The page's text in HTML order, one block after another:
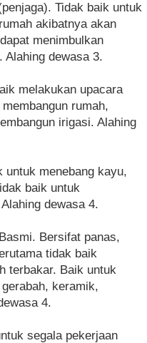
Tidak baik untuk
akibatnya akan
menimbulkan
Alahing dewasa 3.
melakukan upacara
rumah,
irigasi. Alahing
untuk menebang kayu,
baik untuk
dewasa 4.
Bersifat panas,
tidak baik
terbakar. Baik untuk
keramik,
4.
segala pekerjaan